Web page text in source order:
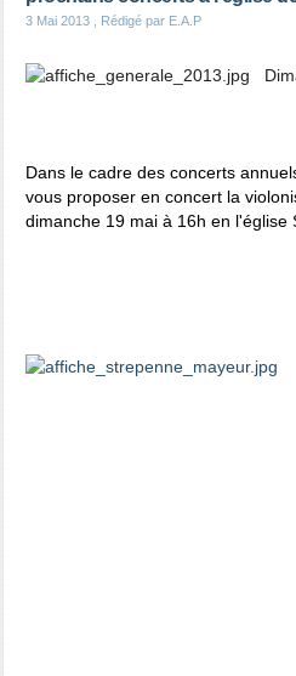
3 Mai 2013 , Rédigé par E.A.P
Dans le cadre des concerts
vous proposer en concert la
dimanche 19 mai à 16h en l'église